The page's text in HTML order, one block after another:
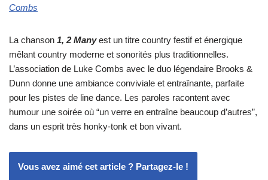
Combs
La chanson 1, 2 Manyest un titre country festif et énergique
mêlant country moderne et sonorités plus traditionnelles.
L’association de Luke Combs avec le duo légendaire Brooks &
Dunn donne une ambiance conviviale et entraînante, parfaite
pour les pistes de line dance. Les paroles racontent avec
humour une soirée où “un verre en entraîne beaucoup d’autres”,
dans un esprit très honky-tonk et bon vivant.
Vous avez aimé cet article ? Partagez-le !